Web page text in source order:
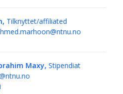
Tilknyttet/affiliated
Maxy, Stipendiat